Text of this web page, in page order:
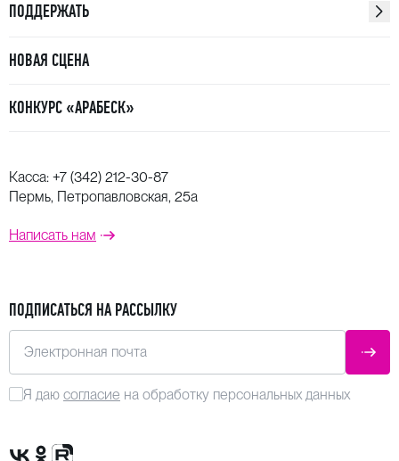
ПОДДЕРЖАТЬ
НОВАЯ СЦЕНА
КОНКУРС «АРАБЕСК»
Касса: +7 (342) 212-30-87
Пермь, Петропавловская, 25а
Написать нам
ПОДПИСАТЬСЯ НА РАССЫЛКУ
Электронная почта
Я даю согласие на обработку персональных данных